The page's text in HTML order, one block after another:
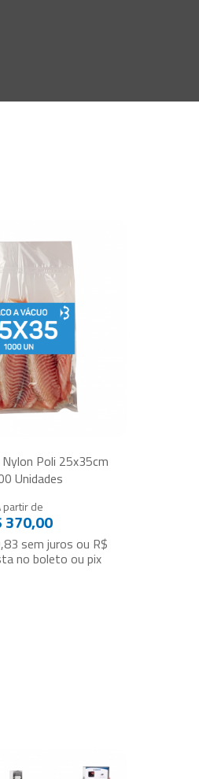
Nylon Poli 25x35cm
Unidades
partir de
370,00
sem juros ou R$
no boleto ou pix